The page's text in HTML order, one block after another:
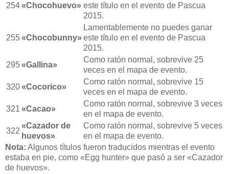
254«Chocohuevo» este título en el evento de Pascua
2015.
255«Chocobunny»
Lamentablemente no puedes ganar
este título en el evento de Pascua
2015.
295«Gallina»
Como ratón normal, sobrevive 25
veces en el mapa de evento.
320«Cocorico»
Como ratón normal, sobrevive 15
veces en el mapa de evento.
321 «Cacao»
Como ratón normal, sobrevive 3 veces
en el mapa de evento.
322
«Cazador de
huevos»
Como ratón normal, sobrevive 5 veces
en el mapa de evento.
Nota: Algunos títulos fueron traducidos mientras el evento
estaba en pie, como «Egg hunter» que pasó a ser «Cazador
de huevos».